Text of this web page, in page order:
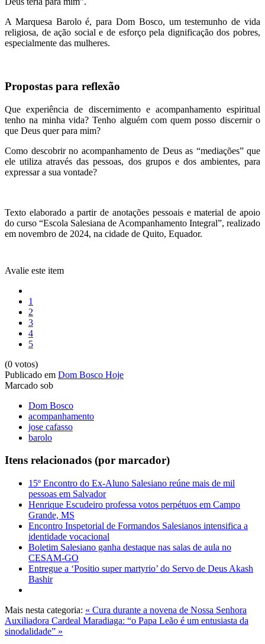
A Marquesa Barolo é, para Dom Bosco, um testemunho de vida
religiosa, de ação social e de esforço pela dignificação dos pobres,
especialmente das mulheres.
Propostas para reflexão
Que experiência de discernimento e acompanhamento espiritual
tenho na minha vida? Tenho alguém com quem posso discernir o
que Deus quer para mim?
Como descobrir no acompanhamento de Deus as “mediações” que
ele utiliza através das pessoas, dos grupos e dos ambientes, para
expressar a sua vontade?
Texto elaborado a partir de anotações pessoais e material de apoio
do curso “Escola Salesiana de Acompanhamento Integral”, realizado
em novembro de 2024, na cidade de Quito, Equador.
Avalie este item
1
2
3
4
5
(0 votos)
Publicado em Dom Bosco Hoje
Marcado sob
Dom Bosco
acompanhamento
jose cafasso
barolo
Itens relacionados (por marcador)
15º Encontro do Ex-Aluno Salesiano reúne mais de mil
pessoas em Salvador
Henrique Escudeiro professa votos perpétuos em Campo
Grande, MS
Encontro Inspetorial de Formandos Salesianos intensifica a
identidade vocacional
Boletim Salesiano ganha destaque nas salas de aula no
CESAM-GO
Entregue a ‘Positio super martyrio’ do Servo de Deus Akash
Bashir
Mais nesta categoria: « Cura durante a novena de Nossa Senhora
Auxiliadora Cardeal Maradiaga: “o Papa Leão é um entusiasta da
sinodalidade” »